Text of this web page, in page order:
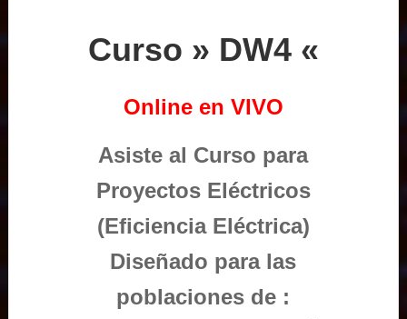
Curso » DW4 «
Online en VIVO
Asiste al Curso para
Proyectos Eléctricos
(Eficiencia Eléctrica)
Diseñado para las
poblaciones de :